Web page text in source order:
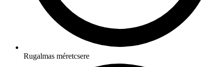
Rugalmas méretcsere